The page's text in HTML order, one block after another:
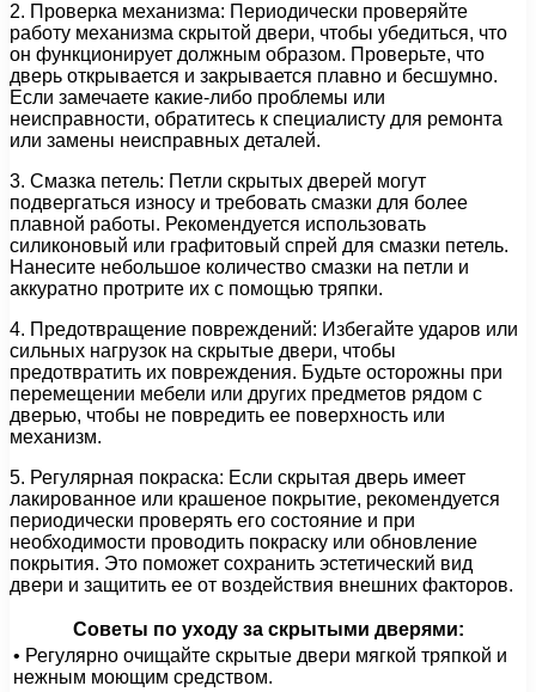
2. Проверка механизма: Периодически проверяйте
работу механизма скрытой двери, чтобы убедиться, что
он функционирует должным образом. Проверьте, что
дверь открывается и закрывается плавно и бесшумно.
Если замечаете какие-либо проблемы или
неисправности, обратитесь к специалисту для ремонта
или замены неисправных деталей.
3. Смазка петель: Петли скрытых дверей могут
подвергаться износу и требовать смазки для более
плавной работы. Рекомендуется использовать
силиконовый или графитовый спрей для смазки петель.
Нанесите небольшое количество смазки на петли и
аккуратно протрите их с помощью тряпки.
4. Предотвращение повреждений: Избегайте ударов или
сильных нагрузок на скрытые двери, чтобы
предотвратить их повреждения. Будьте осторожны при
перемещении мебели или других предметов рядом с
дверью, чтобы не повредить ее поверхность или
механизм.
5. Регулярная покраска: Если скрытая дверь имеет
лакированное или крашеное покрытие, рекомендуется
периодически проверять его состояние и при
необходимости проводить покраску или обновление
покрытия. Это поможет сохранить эстетический вид
двери и защитить ее от воздействия внешних факторов.
Советы по уходу за скрытыми дверями:
• Регулярно очищайте скрытые двери мягкой тряпкой и
нежным моющим средством.